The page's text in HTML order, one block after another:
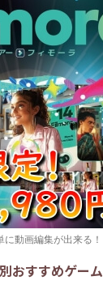
動画編集が出来る！
おすすめゲーム